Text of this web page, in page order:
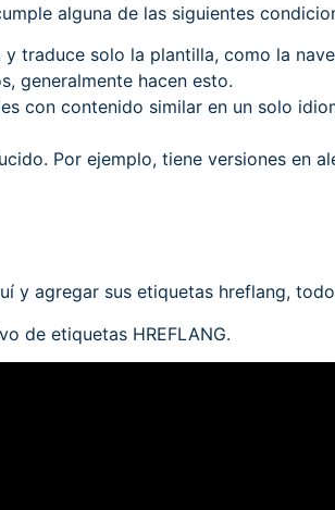
alguna de las siguientes
traduce solo la plantilla, como la
generalmente hacen esto.
con contenido similar en un solo
Por ejemplo, tiene versiones en
y agregar sus etiquetas hreflang,
de etiquetas HREFLANG.